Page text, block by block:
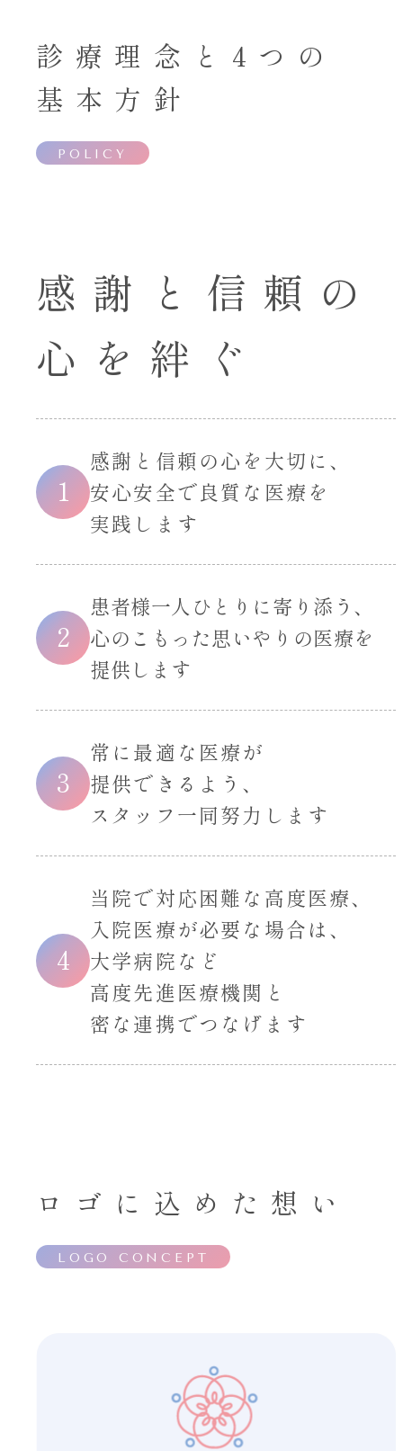
診療理念と4つの
基本方針
POLICY
感謝と信頼の
心を絆ぐ
1
感謝と信頼の心を大切に、
安心安全で良質な医療を
実践します
2
患者様一人ひとりに寄り添う、
心のこもった思いやりの医療を
提供します
3
常に最適な医療が
提供できるよう、
スタッフ一同努力します
4
当院で対応困難な高度医療、
入院医療が必要な場合は、
大学病院など
高度先進医療機関と
密な連携でつなげます
ロゴに込めた想い
LOGO CONCEPT